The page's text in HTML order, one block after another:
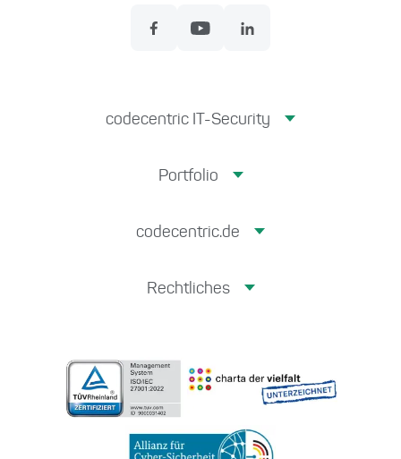
codecentric IT-Security
Portfolio
codecentric.de
Rechtliches